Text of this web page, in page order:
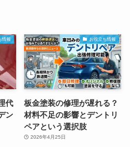
情報
代
ン
お役立ち情報
板金塗装の修理が遅れる？
材料不足の影響とデントリ
ペアという選択肢
2026年4月25日